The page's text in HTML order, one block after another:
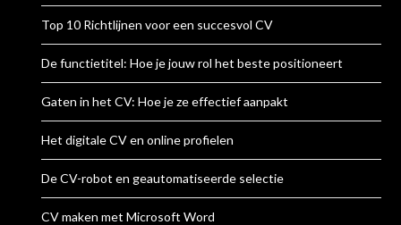
Top 10 Richtlijnen voor een succesvol CV
De functietitel: Hoe je jouw rol het beste positioneert
Gaten in het CV: Hoe je ze effectief aanpakt
Het digitale CV en online profielen
De CV-robot en geautomatiseerde selectie
CV maken met Microsoft Word